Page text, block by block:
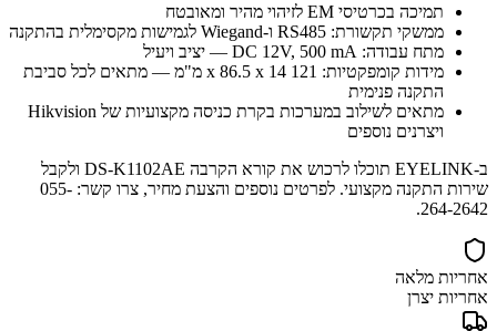
תמיכה בכרטיסי EM לזיהוי מהיר ומאובטח
ממשקי תקשורת: RS485 ו-Wiegand לגמישות מקסימלית בהתקנה
מתח עבודה: DC 12V, 500 mA — יציב ויעיל
מידות קומפקטיות: 121 x 86.5 x 14 מ"מ — מתאים לכל סביבת
התקנה פנימית
מתאים לשילוב במערכות בקרת כניסה מקצועיות של Hikvision
ויצרנים נוספים
ב-EYELINK תוכלו לרכוש את קורא הקרבה DS-K1102AE ולקבל
שירות התקנה מקצועי. לפרטים נוספים והצעת מחיר, צרו קשר: 055-
264-2642.
אחריות מלאה
אחריות יצרן